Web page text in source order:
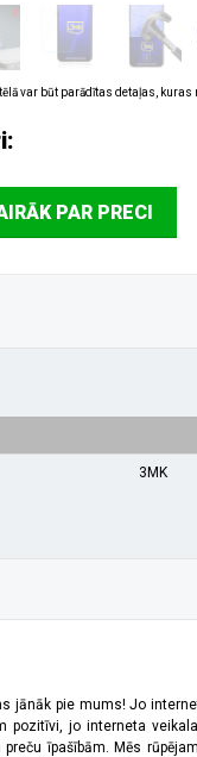
var būt parādītas detaļas, kuras
PAR PRECI
3MK
jānāk pie mums! Jo
pozitīvi, jo interneta
īpašībām. Mēs